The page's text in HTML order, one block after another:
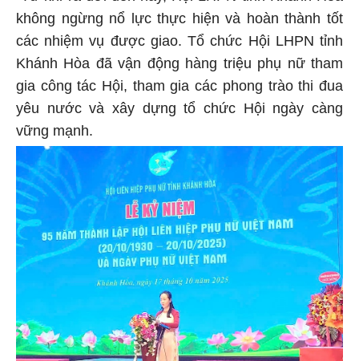
không ngừng nổ lực thực hiện và hoàn thành tốt
các nhiệm vụ được giao. Tổ chức Hội LHPN tỉnh
Khánh Hòa đã vận động hàng triệu phụ nữ tham
gia công tác Hội, tham gia các phong trào thi đua
yêu nước và xây dựng tổ chức Hội ngày càng
vững mạnh.